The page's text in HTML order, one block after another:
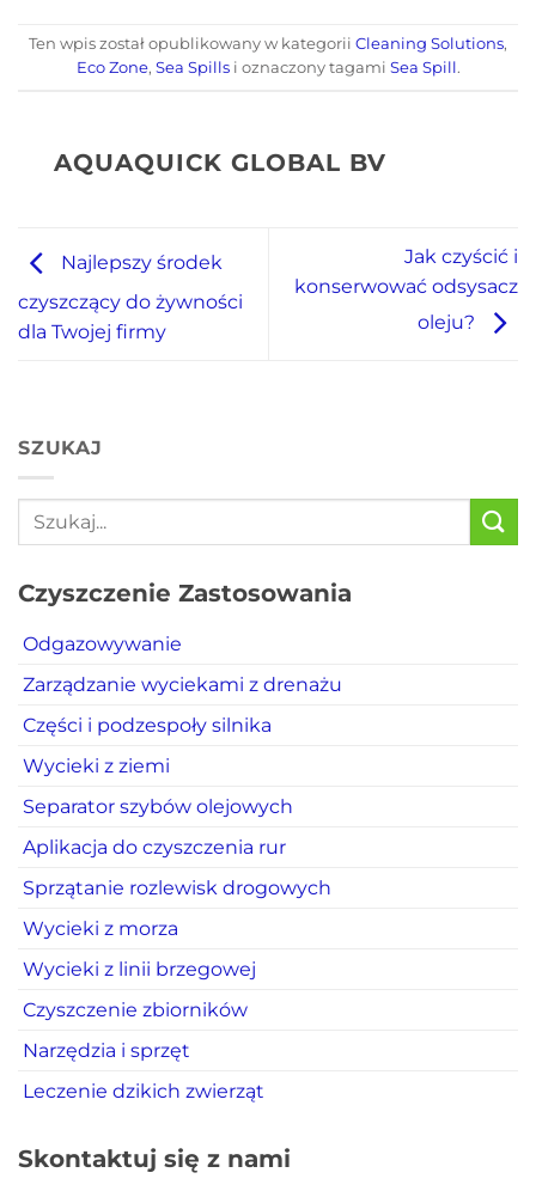
Ten wpis został opublikowany w kategorii Cleaning Solutions,
Eco Zone, Sea Spillsi oznaczony tagami Sea Spill.
AQUAQUICK GLOBAL BV
Najlepszy środek
czyszczący do żywności
dla Twojej firmy
Jak czyścić i
konserwować odsysacz
oleju?
SZUKAJ
Czyszczenie Zastosowania
Odgazowywanie
Zarządzanie wyciekami z drenażu
Części i podzespoły silnika
Wycieki z ziemi
Separator szybów olejowych
Aplikacja do czyszczenia rur
Sprzątanie rozlewisk drogowych
Wycieki z morza
Wycieki z linii brzegowej
Czyszczenie zbiorników
Narzędzia i sprzęt
Leczenie dzikich zwierząt
Skontaktuj się z nami